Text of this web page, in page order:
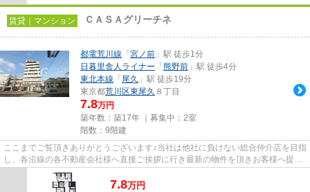
賃貸｜マンション ＣＡＳＡグリーチネ
都電荒川線 「 宮ノ前 」駅 徒歩1分
日暮里舎人ライナー 「 熊野前 」駅 徒歩4分
東北本線 「 尾久 」駅 徒歩19分
東京都荒川区東尾久 ８丁目
7.8万円
築年数：築17年 ｜募集中： 2室
階数：9階建
ここまでご覧頂きありがとうございます♪当社は他社に負けない総合仲介店を目指
し、各沿線の各不動産会社様へ直接ご挨拶に行き最新の物件を頂きお客様へ提供
しております！最新の情報は...
7.8万円